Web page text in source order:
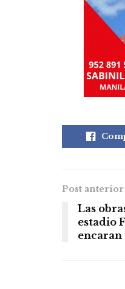
Post anterior
Las
estadio
encaran